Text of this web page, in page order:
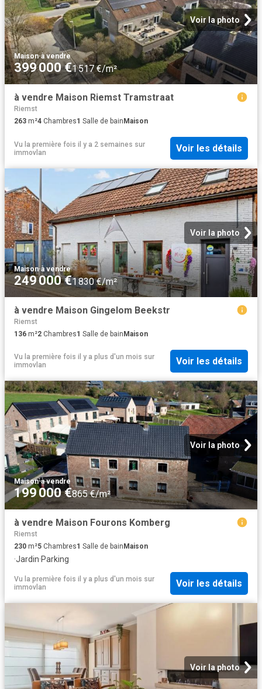
Voir la photo
Maison·à vendre
399 000 €1 517 €/m²
à vendre Maison Riemst Tramstraat
Riemst
263 m²4 Chambres1 Salle de bain Maison
Vu la première fois il y a 2 semaines sur
immovlan
Voir les détails
Voir la photo
Maison·à vendre
249 000 €1 830 €/m²
à vendre Maison Gingelom Beekstr
Riemst
136 m²2 Chambres1 Salle de bainMaison
Vu la première fois il y a plus d'un mois sur
immovlan
Voir les détails
Voir la photo
Maison·à vendre
199 000 €865 €/m²
à vendre Maison Fourons Komberg
Riemst
230 m²5 Chambres1 Salle de bain Maison
·Jardin·Parking
Vu la première fois il y a plus d'un mois sur
immovlan
Voir les détails
Voir la photo